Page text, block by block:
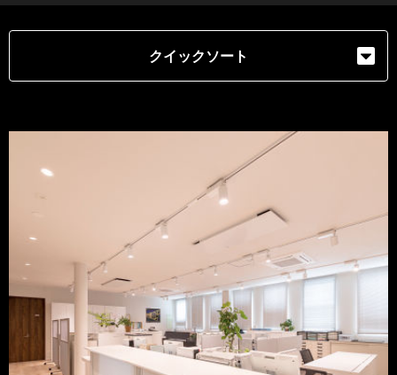
クイックソート